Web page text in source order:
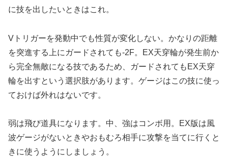
に技を出したいときはこれ。
Vトリガーを発動中でも性質が変化しない。かなりの距離
を突進する上にガードされても-2F。EX天穿輪が発生前か
ら完全無敵になる技であるため、ガードされてもEX天穿
輪を出すという選択肢があります。ゲージはこの技に使っ
ておけば外れはないです。
弱は飛び道具になります。中、強はコンボ用。EX版は風
波ゲージがないときやおもむろ相手に攻撃を当てに行くと
きに使うようにしましょう。